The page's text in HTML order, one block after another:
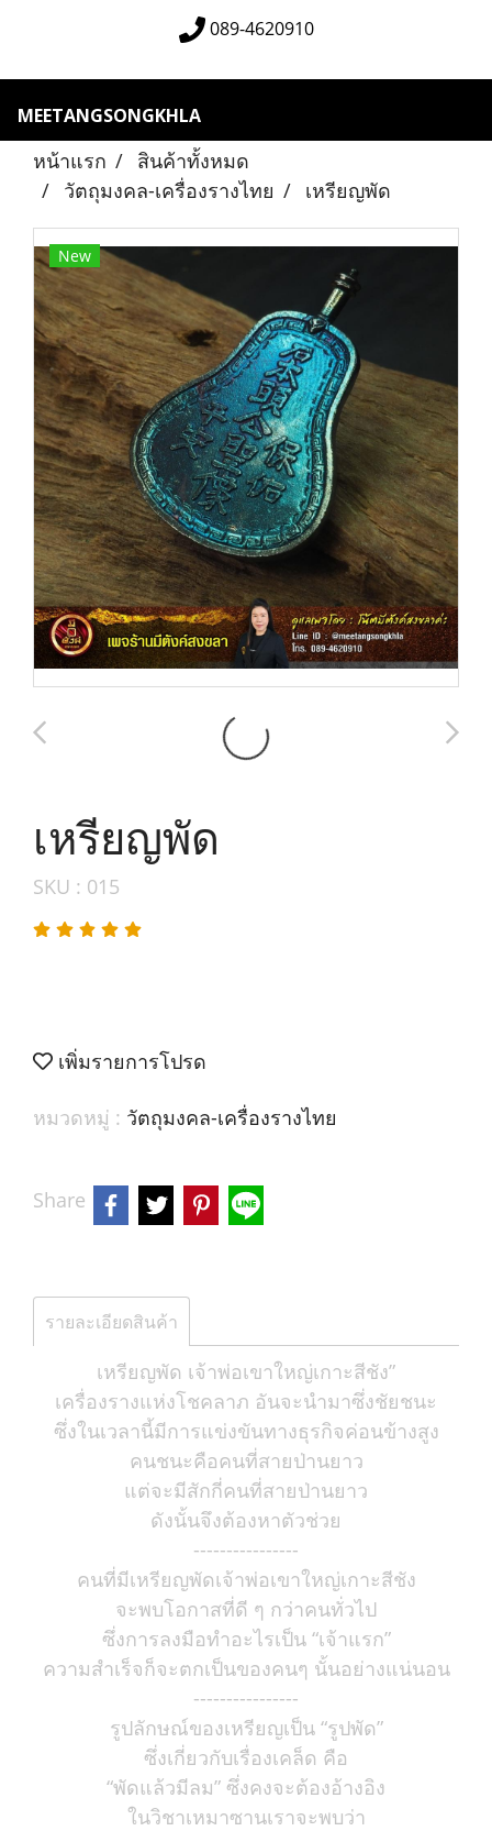
089-4620910
MEETANGSONGKHLA
หน้าแรก
สินค้าทั้งหมด
วัตถุมงคล-เครื่องรางไทย
เหรียญพัด
New
เหรียญพัด
SKU : 015
เพิ่มรายการโปรด
หมวดหมู่ : วัตถุมงคล-เครื่องรางไทย
Share
รายละเอียดสินค้า
เหรียญพัด เจ้าพ่อเขาใหญ่เกาะสีชัง”
เครื่องรางแห่งโชคลาภ อันจะนำมาซึ่งชัยชนะ
ซึ่งในเวลานี้มีการแข่งขันทางธุรกิจค่อนข้างสูง
คนชนะคือคนที่สายป่านยาว
แต่จะมีสักกี่คนที่สายป่านยาว
ดังนั้นจึงต้องหาตัวช่วย
----------------
คนที่มีเหรียญพัดเจ้าพ่อเขาใหญ่เกาะสีชัง
จะพบโอกาสที่ดี ๆ กว่าคนทั่วไป
ซึ่งการลงมือทำอะไรเป็น “เจ้าแรก”
ความสำเร็จก็จะตกเป็นของคนๆ นั้นอย่างแน่นอน
----------------
รูปลักษณ์ของเหรียญเป็น “รูปพัด”
ซึ่งเกี่ยวกับเรื่องเคล็ด คือ
“พัดแล้วมีลม” ซึ่งคงจะต้องอ้างอิง
ในวิชาเหมาซานเราจะพบว่า